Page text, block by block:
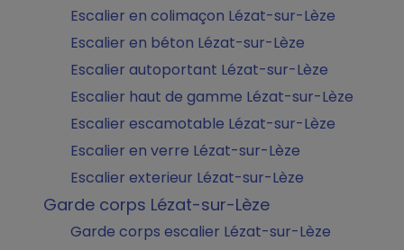
Escalier en colimaçon Lézat-sur-Lèze
Escalier en béton Lézat-sur-Lèze
Escalier autoportant Lézat-sur-Lèze
Escalier haut de gamme Lézat-sur-Lèze
Escalier escamotable Lézat-sur-Lèze
Escalier en verre Lézat-sur-Lèze
Escalier exterieur Lézat-sur-Lèze
Garde corps Lézat-sur-Lèze
Garde corps escalier Lézat-sur-Lèze